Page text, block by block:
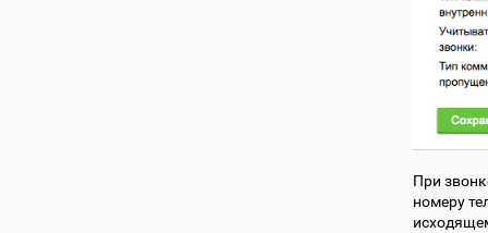
При
номеру